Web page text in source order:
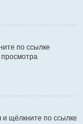
по ссылке
и щёлкните по ссылке